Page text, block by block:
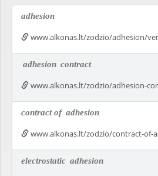
adhesion
www.alkonas.lt/zodzio/adhesion/
adhesion contract
www.alkonas.lt/zodzio/adhesion-
contract of adhesion
www.alkonas.lt/zodzio/contract-of-
electrostatic adhesion